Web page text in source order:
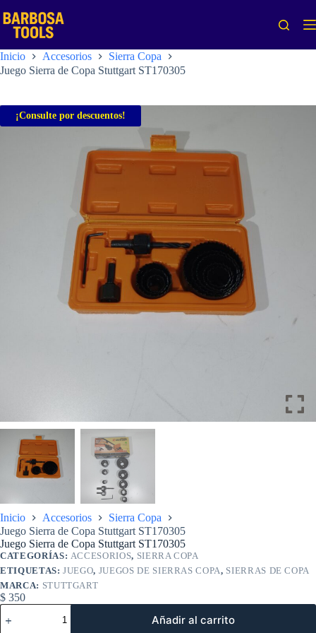
al
contenido
Inicio Accesorios
Sierra Copa
Juego Sierra de Copa Stuttgart ST170305
¡Consulte por descuentos!
Inicio Accesorios
Sierra Copa
Juego Sierra de Copa Stuttgart ST170305
Juego Sierra de Copa Stuttgart ST170305
CATEGORÍAS: ACCESORIOS, SIERRA COPA
ETIQUETAS:JUEGO, JUEGOS DE SIERRAS COPA, SIERRAS DE COPA
MARCA: STUTTGART
$ 350
Juego
Sierra
Añadir al carrito